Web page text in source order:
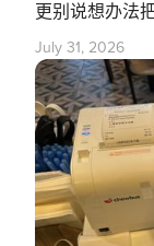
更别说想办法
July 31, 2026